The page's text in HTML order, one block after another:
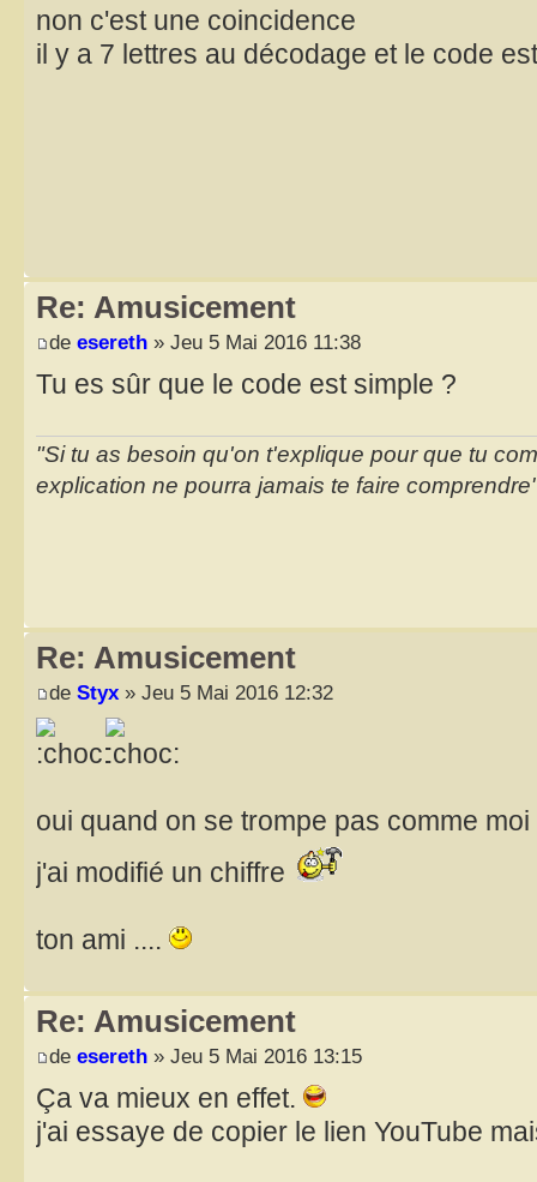
non c'est une coincidence
il y a 7 lettres au décodage et le code
Re: Amusicement
de esereth » Jeu 5 Mai 2016 11:38
Tu es sûr que le code est simple ?
"Si tu as besoin qu'on t'explique pour que tu
explication ne pourra jamais te faire
Re: Amusicement
de Styx » Jeu 5 Mai 2016 12:32
oui quand on se trompe pas comme moi
j'ai modifié un chiffre
ton ami ....
Re: Amusicement
de esereth » Jeu 5 Mai 2016 13:15
Ça va mieux en effet.
j'ai essaye de copier le lien YouTube